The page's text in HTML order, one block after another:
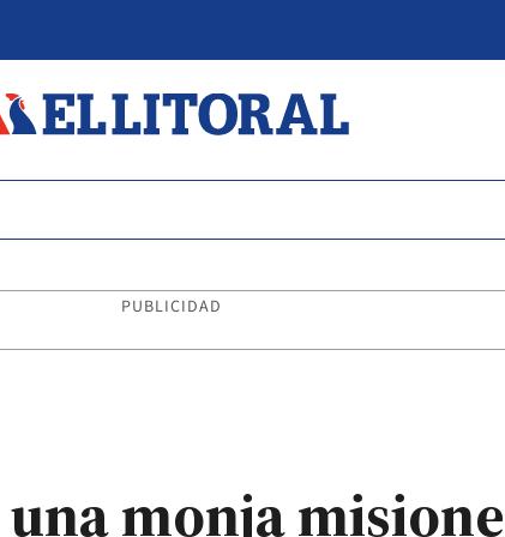
PUBLICIDAD
monja